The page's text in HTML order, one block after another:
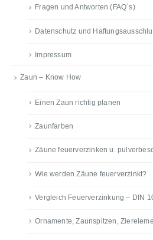
Fragen und Antworten (FAQ´s)
Datenschutz und
Impressum
Zaun – Know How
Einen Zaun richtig planen
Zaunfarben
Zäune feuerverzinken u.
Wie werden Zäune feuerverzinkt?
Vergleich Feuerverzinkung – DIN
Ornamente, Zaunspitzen,